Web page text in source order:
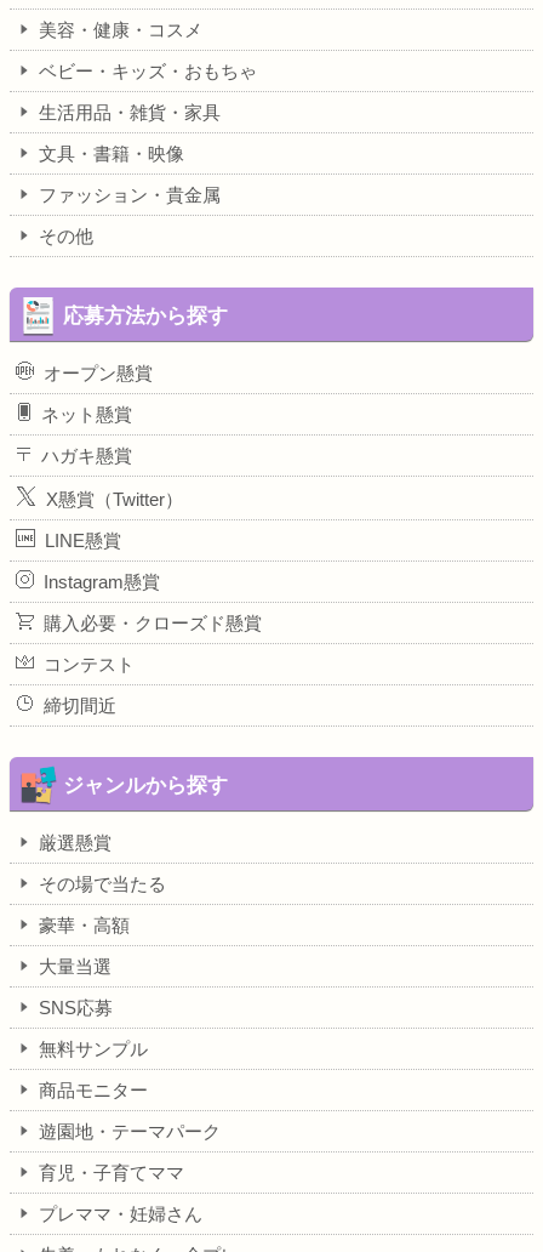
美容・健康・コスメ
ベビー・キッズ・おもちゃ
生活用品・雑貨・家具
文具・書籍・映像
ファッション・貴金属
その他
応募方法から探す
オープン懸賞
ネット懸賞
ハガキ懸賞
X懸賞（Twitter）
LINE懸賞
Instagram懸賞
購入必要・クローズド懸賞
コンテスト
締切間近
ジャンルから探す
厳選懸賞
その場で当たる
豪華・高額
大量当選
SNS応募
無料サンプル
商品モニター
遊園地・テーマパーク
育児・子育てママ
プレママ・妊婦さん